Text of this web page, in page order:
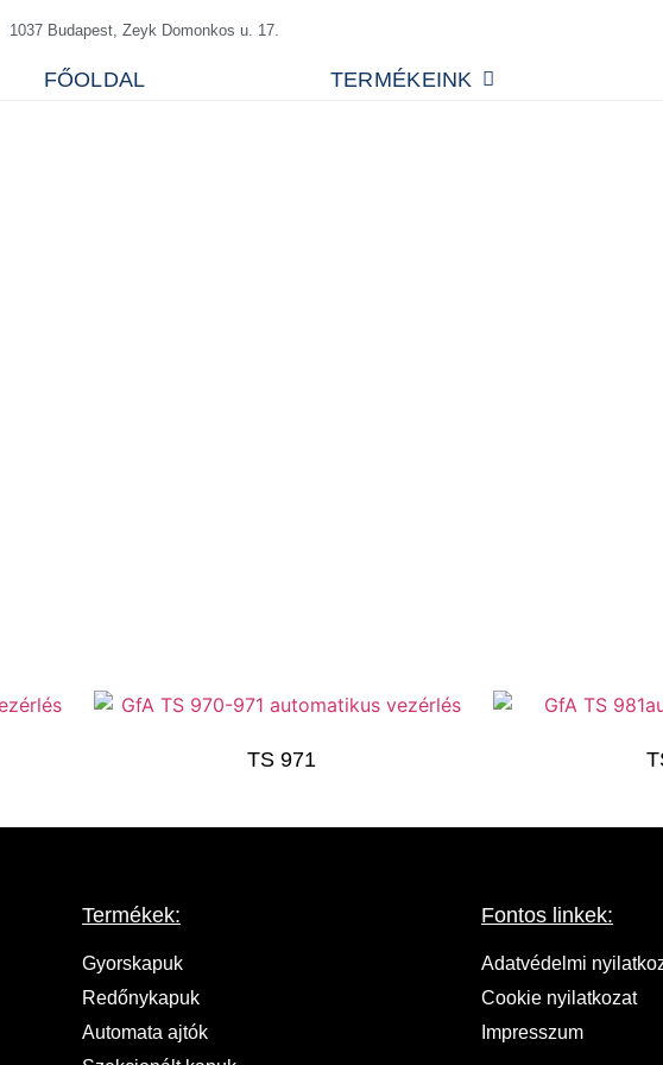
1037 Budapest, Zeyk Domonkos u. 17.
FŐOLDAL TERMÉKEINK
TS 971
Termékek:
Gyorskapuk
Redőnykapuk
Automata ajtók
Fontos linkek:
Adatvédelmi
Cookie nyilatkozat
Impresszum